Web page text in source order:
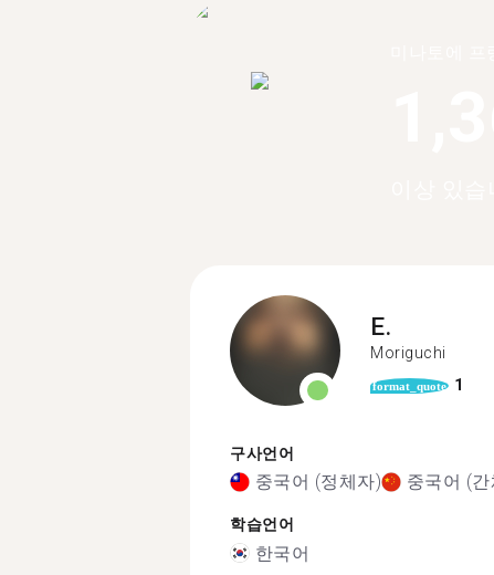
E.
Moriguchi
format_quote 1
구사언어
중국어 (정체자) 중국어 (간
학습언어
한국어